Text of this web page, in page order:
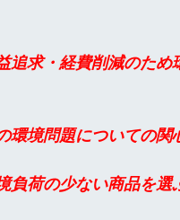
追求・経費削減のた
境問題についての関
荷の少ない商品を選